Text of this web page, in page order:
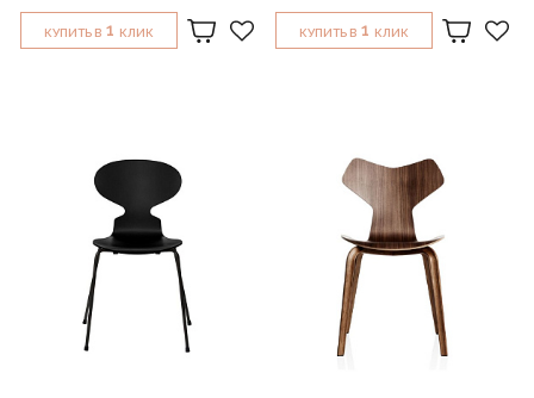
КУПИТЬ В 1 КЛИК КУПИТЬ В 1 КЛИК